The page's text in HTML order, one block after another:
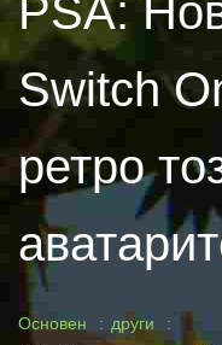
PSA:
Switch
ретро
Основен
други